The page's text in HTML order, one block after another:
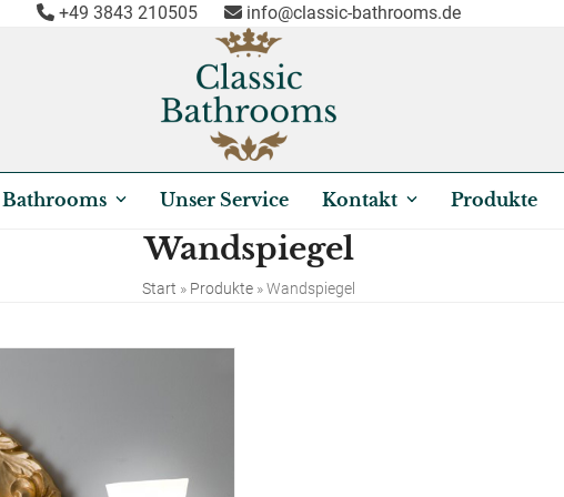
+49 3843 210505 info@classic-bathrooms.de
Bathrooms Unser Service Kontakt Produkte
Wandspiegel
Start » Produkte »Wandspiegel